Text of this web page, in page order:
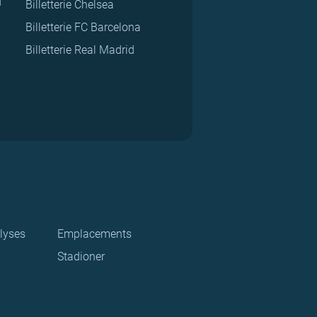
Billetterie Chelsea
Billetterie FC Barcelona
Billetterie Real Madrid
Emplacements
Stadioner